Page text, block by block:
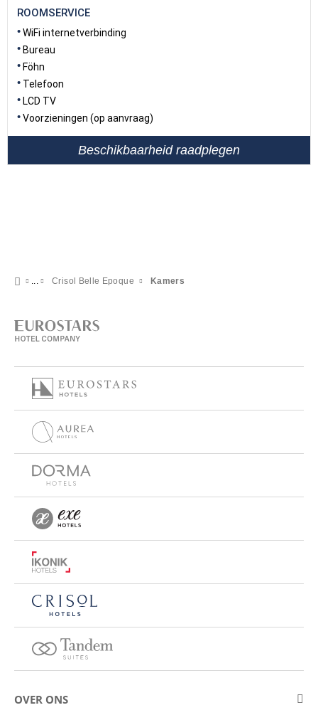
ROOMSERVICE
WiFi internetverbinding
Bureau
Föhn
Telefoon
LCD TV
Voorzieningen (op aanvraag)
Beschikbaarheid raadplegen
Crisol Belle Epoque Kamers
OVER ONS